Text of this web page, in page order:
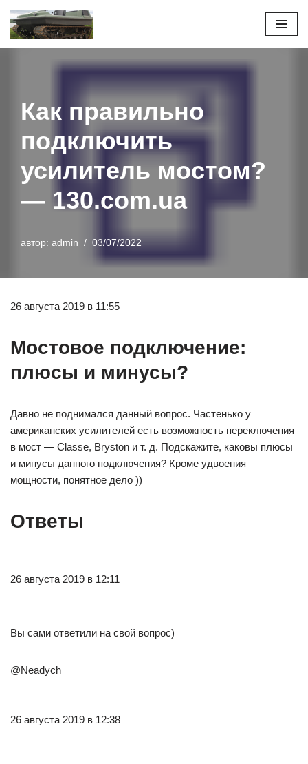
Перейти
содержимому
Как правильно
подключить
усилитель мостом?
― 130.com.ua
автор: admin 03/07/2022
26 августа 2019 в 11:55
Мостовое подключение:
плюсы и минусы?
Давно не поднимался данный вопрос. Частенько у
американских усилителей есть возможность переключения
в мост — Classe, Bryston и т. д. Подскажите, каковы плюсы
и минусы данного подключения? Кроме удвоения
мощности, понятное дело ))
Ответы
26 августа 2019 в 12:11
Вы сами ответили на свой вопрос)
@Neadych
26 августа 2019 в 12:38